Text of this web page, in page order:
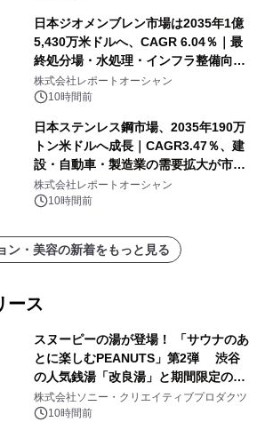
日本ジオメンブレン市場は2035年1億
5,430万米ドルへ、CAGR 6.04％｜最
終処分場・水処理・インフラ整備向け
需要拡大
株式会社レポートオーシャン
10時間前
日本ステンレス鋼市場、2035年190万
トン米ドルへ成長｜CAGR3.47％、建
設・自動車・製造業の需要拡大が市場
を牽引
株式会社レポートオーシャン
10時間前
ン・美容の新着をもっと見る
ース
スヌーピーの湯が登場！ 「サウナのあ
とに楽しむPEANUTS」第2弾 渋谷
の人気銭湯「改良湯」と期間限定のコ
ラボレーション サウナイキタイコラ
ボグッズも発売決定！
株式会社ソニー・クリエイティブプロダクツ
10時間前